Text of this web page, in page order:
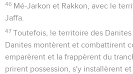
46 Mé-Jarkon et Rakkon, avec le
Jaffa.
47 Toutefois, le territoire des
Danites montèrent et combattirent
emparèrent et la frappèrent du
prirent possession, s'y installèrent